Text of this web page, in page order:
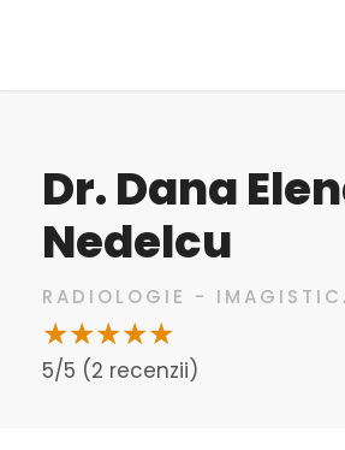
Dr. Dana
Nedelcu
RADIOLOGIE -
5/5 (2 recenzii)